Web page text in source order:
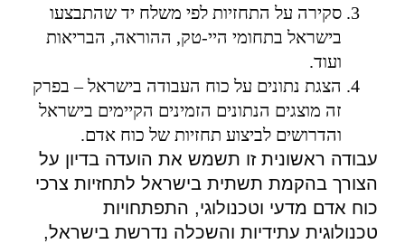
סקירה על התחזיות לפי משלח יד שהתבצעו
בישראל בתחומי היי-טק, ההוראה, הבריאות
ועוד.
הצגת נתונים על כוח העבודה בישראל – בפרק
זה מוצגים הנתונים הזמינים הקיימים בישראל
והדרושים לביצוע תחזיות של כוח אדם.
עבודה ראשונית זו תשמש את הועדה בדיון על
הצורך בהקמת תשתית בישראל לתחזיות צרכי
כוח אדם מדעי וטכנולוגי, התפתחויות
טכנולוגית עתידיות והשכלה נדרשת בישראל,